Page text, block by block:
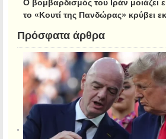
Ο βομβαρδισμός του Ιράν μοιάζει
το «Κουτί της Πανδώρας» κρύβει
Πρόσφατα άρθρα